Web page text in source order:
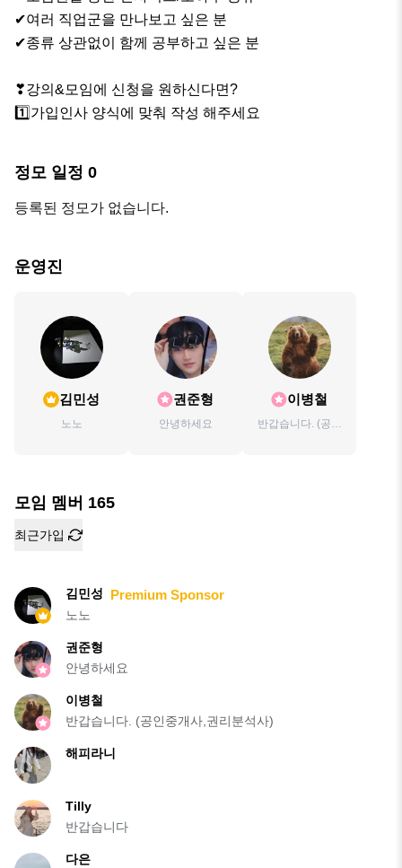
✔여러 직업군을 만나보고 싶은 분
✔종류 상관없이 함께 공부하고 싶은 분
❣강의&모임에 신청을 원하신다면?
1️⃣가입인사 양식에 맞춰 작성 해주세요
정모 일정 0
등록된 정모가 없습니다.
운영진
김민성
노노
권준형
안녕하세요
이병철
반갑습니다. (공인
모임 멤버 165
최근가입
김민성 Premium Sponsor
노노
권준형
안녕하세요
이병철
반갑습니다. (공인중개사,권리분석사)
해피라니
Tilly
반갑습니다
다은